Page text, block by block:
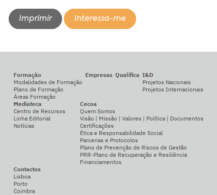
Imprimir Interessa-me
Formação
Modalidades de Formação
Plano de Formação
Áreas Formação
Empresas Qualifica I&D
Projetos Nacionais
Projetos Internacionais
Mediateca
Centro de Recursos
Linha Editorial
Notícias
Cecoa
Quem Somos
Visão | Missão | Valores | Política | Documentos
Certificações
Ética e Responsabilidade Social
Parcerias e Protocolos
Plano de Prevenção de Riscos de Gestão
PRR-Plano de Recuperação e Resiliência
Financiamentos
Contactos
Lisboa
Porto
Coimbra